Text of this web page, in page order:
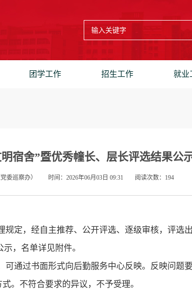
团学工作 招生工作 就业
明宿舍”暨优秀幢长、层长评选结果公
委巡察办） 时间：2026年06月03日 09:31 阅读次数： 194
规定，经自主推荐、公开评选、逐级审核，评选出
示 ， 名单详见附件。
通过书面形式向后勤服务中心反映。反映问题
。不符合要求的异议，不予受理。